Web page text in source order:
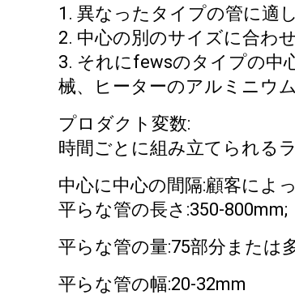
1. 異なったタイプの管に適
2. 中心の別のサイズに合わ
3. それにfewsのタイプの中
械、ヒーターのアルミニウ
プロダクト変数:
時間ごとに組み立てられる
中心に中心の間隔:顧客によ
平らな管の長さ:350-800mm;
平らな管の量:75部分または
平らな管の幅:20-32mm